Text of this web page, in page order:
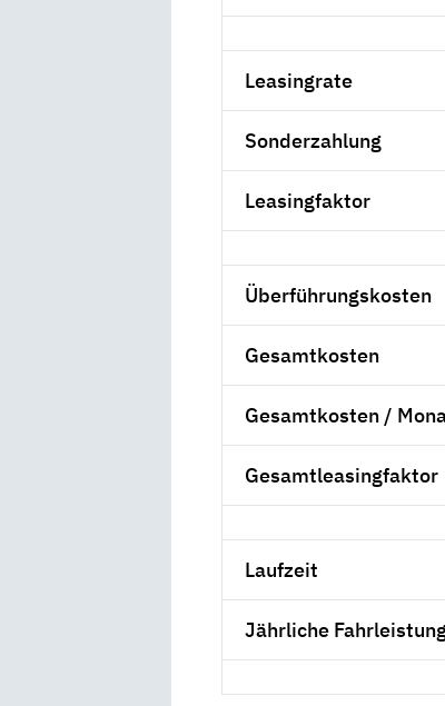
Leasingrate
Sonderzahlung
Leasingfaktor
Überführungskosten
Gesamtkosten
Gesamtkosten /
Gesamtleasingfaktor
Laufzeit
Jährliche